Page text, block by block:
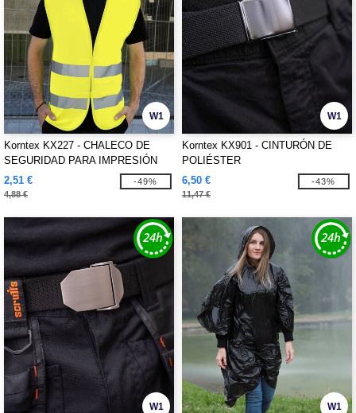
W1
Korntex KX227 - CHALECO DE
SEGURIDAD PARA IMPRESIÓN
"PASSAU"
2,51 €
4,88 €
-49%
W1
Korntex KX901 - CINTURÓN DE
POLIÉSTER
6,50 €
11,47 €
-43%
W1 W1